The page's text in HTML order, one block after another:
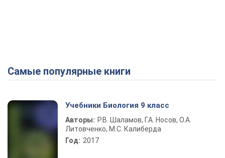
Самые популярные книги
Учебники Биология 9 класс
Авторы: Р.В. Шаламов, Г.А. Носов, О.А.
Литовченко, М.С. Калиберда
Год: 2017